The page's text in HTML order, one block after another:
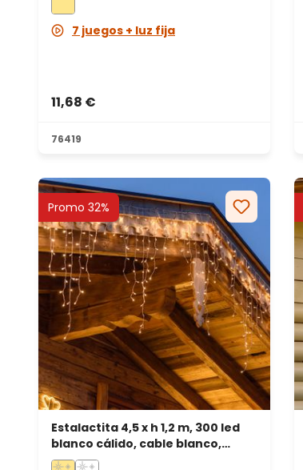
7 juegos + luz fija
11,68 €
76419
Promo 32%
Estalactita 4,5 x h 1,2 m, 300 led
blanco cálido, cable blanco,
prolongable